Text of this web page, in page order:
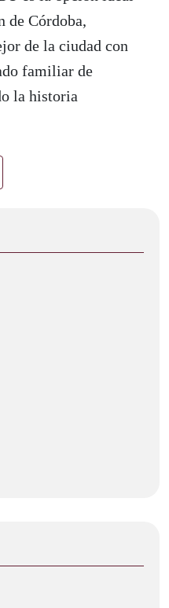
de Córdoba,
de la ciudad con
familiar de
la historia